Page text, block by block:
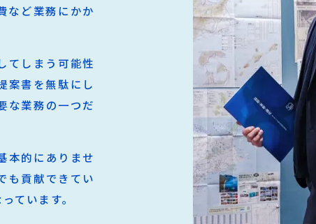
など業務にかか
てしまう可能性
案書を無駄にし
な業務の一つだ
本的にありませ
も貢献できてい
ています。